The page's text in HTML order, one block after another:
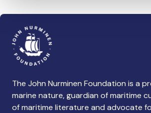
The John Nurminen Foundation is a
marine nature, guardian of maritime
of maritime literature and advocate